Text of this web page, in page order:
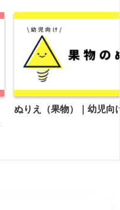
ぬりえ（果物）｜幼児向